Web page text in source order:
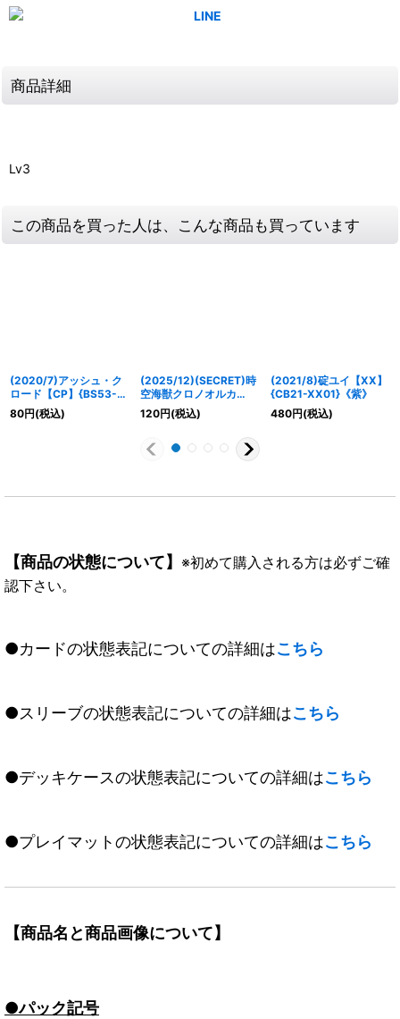
商品詳細
Lv3
この商品を買った人は、こんな商品も買っています
(2020/7)アッシュ・ク
ロード【CP】{BS53-
CP10}《多》
80円(税込)
(2025/12)(SECRET)時
空海獣クロノオルカ
(BSC47収録)【M-
SEC】{BS56-060}
120円(税込)
(2021/8)碇ユイ【XX】
{CB21-XX01}《紫》
480円(税込)
【商品の状態について】 ※初めて購入される方は必ずご確
認下さい。
●カードの状態表記についての詳細はこちら
●スリーブの状態表記についての詳細はこちら
●デッキケースの状態表記についての詳細はこちら
●プレイマットの状態表記についての詳細はこちら
【商品名と商品画像について】
●パック記号